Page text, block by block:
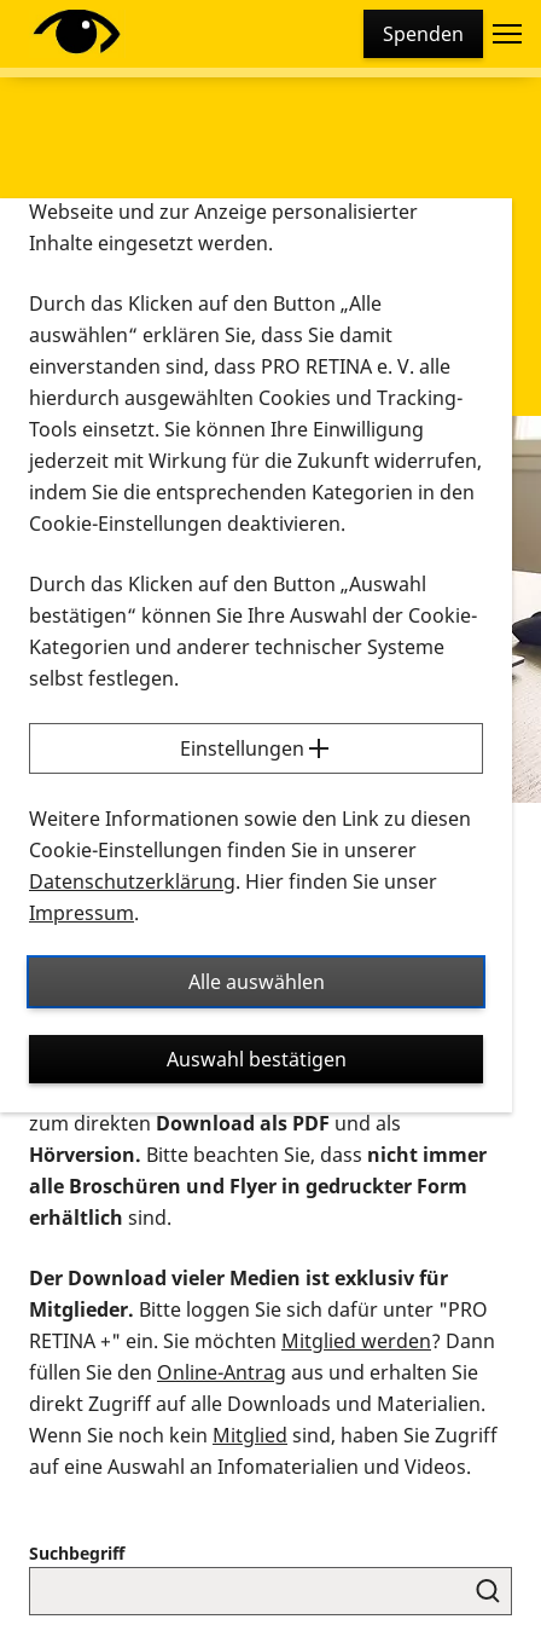
Spenden
Infomaterial
Infomaterial
Vorlesen
Alle Infomaterialien in verschiedenen
Formaten an einem Ort
Sie möchten wissen, wie Sie nach Infonmaterial
suchen und dieses bestellen bzw. herunterladen
können? Schauen Sie sich dieErklärvideos zum
Thema Infomaterial auf der PRO RETINA-Website
für blinde und sehbehinderte Menschen an.
Auf dieser Seite finden Sie sämtliches Infomaterial
Ort. Nutzen Sie den Formatfilter, um ausschließlich
nach Flyern und Broschüren, Audios oder Videos zu
suchen. Die meisten Flyer und Broschüren werden in
verschiedenen Formaten angeboten: zur
postalischen Bestellung als gedruckte Variante
zum direktenDownload als PDFund als
Hörversion. Bitte beachten Sie, dass nicht immer
alle Broschüren und Flyer in gedruckter Form
erhältlich sind.
Der Download vieler Medien ist exklusiv für
Mitglieder. Bitte loggen Sie sich dafür unter "PRO
RETINA +" ein. Sie möchten Mitglied werden? Dann
füllen Sie den Online-Antrag aus und erhalten Sie
direkt Zugriff auf alle Downloads und Materialien.
Wenn Sie noch kein Mitglied sind, haben Sie Zugriff
auf eine Auswahl an Infomaterialien und Videos.
Suchbegriff
Diese Webseite setzt verschiedene Cookies und
Tracking-Tools ein. Dies beinhaltet Cookies und
Webseite und zur Anzeige personalisierter
Inhalte eingesetzt werden.
Durch das Klicken auf den Button „Alle
auswählen“ erklären Sie, dass Sie damit
einverstanden sind, dass PRO RETINA e. V. alle
hierdurch ausgewählten Cookies und Tracking-
Tools einsetzt. Sie können Ihre Einwilligung
jederzeit mit Wirkung für die Zukunft widerrufen,
indem Sie die entsprechenden Kategorien in den
Cookie-Einstellungen deaktivieren.
Durch das Klicken auf den Button „Auswahl
bestätigen“ können Sie Ihre Auswahl der Cookie-
Kategorien und anderer technischer Systeme
selbst festlegen.
Einstellungen
Weitere Informationen sowie den Link zu diesen
Cookie-Einstellungen finden Sie in unserer
Datenschutzerklärung. Hier finden Sie unser
Impressum.
Alle auswählen
Auswahl bestätigen